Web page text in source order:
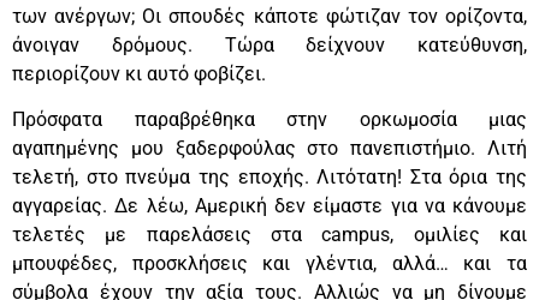
των ανέργων; Οι σπουδές κάποτε φώτιζαν τον ορίζοντα,
άνοιγαν δρόμους. Τώρα δείχνουν κατεύθυνση,
περιορίζουν κι αυτό φοβίζει.
Πρόσφατα παραβρέθηκα στην ορκωμοσία μιας
αγαπημένης μου ξαδερφούλας στο πανεπιστήμιο. Λιτή
τελετή, στο πνεύμα της εποχής. Λιτότατη! Στα όρια της
αγγαρείας. Δε λέω, Αμερική δεν είμαστε για να κάνουμε
τελετές με παρελάσεις στα campus, ομιλίες και
μπουφέδες, προσκλήσεις και γλέντια, αλλά… και τα
σύμβολα έχουν την αξία τους. Αλλιώς να μη δίνουμε